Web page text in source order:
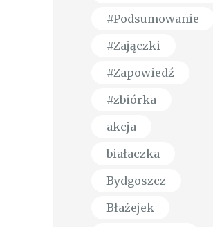
#Podsumowanie
#Zajączki
#Zapowiedź
#zbiórka
akcja
białaczka
Bydgoszcz
Błażejek